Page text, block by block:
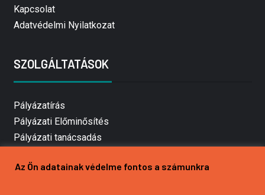
Kapcsolat
Adatvédelmi Nyilatkozat
SZOLGÁLTATÁSOK
Pályázatírás
Pályázati Előminősítés
Pályázati tanácsadás
Mezőgazdasági pályázatírás
Az Ön adatainak védelme fontos a számunkra